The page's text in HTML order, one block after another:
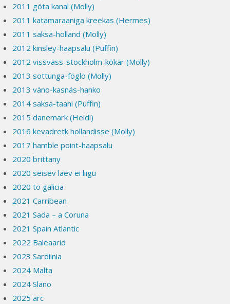
2011 göta kanal (Molly)
2011 katamaraaniga kreekas (Hermes)
2011 saksa-holland (Molly)
2012 kinsley-haapsalu (Puffin)
2012 vissvass-stockholm-kökar (Molly)
2013 sottunga-föglö (Molly)
2013 väno-kasnäs-hanko
2014 saksa-taani (Puffin)
2015 danemark (Heidi)
2016 kevadretk hollandisse (Molly)
2017 hamble point-haapsalu
2020 brittany
2020 seisev laev ei liigu
2020 to galicia
2021 Carribean
2021 Sada – a Coruna
2021 Spain Atlantic
2022 Baleaarid
2023 Sardiinia
2024 Malta
2024 Slano
2025 arc